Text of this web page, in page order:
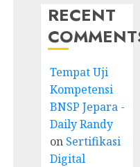
RECENT
Tempat Uji
Kompetensi
BNSP Jepara -
Daily Randy
on Sertifikasi
Digital